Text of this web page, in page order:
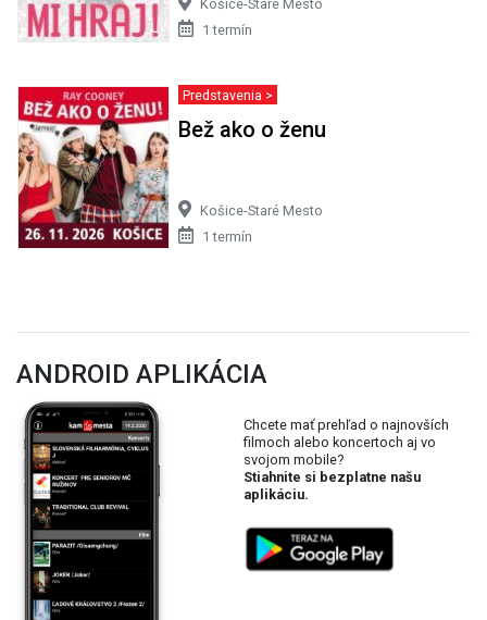
Košice-Staré Mesto
1 termín
Predstavenia >
Bež ako o ženu
Košice-Staré Mesto
1 termín
ANDROID APLIKÁCIA
Chcete mať prehľad o najnovších
filmoch alebo koncertoch aj vo
svojom mobile?
Stiahnite si bezplatne našu
aplikáciu.